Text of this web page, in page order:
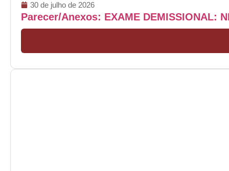
30 de julho de 2026
Parecer/Anexos: EXAME DEMISSIONAL: